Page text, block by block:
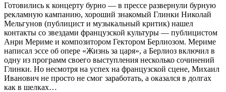
Готовились к концерту бурно — в прессе развернули бурную
рекламную кампанию, хороший знакомый Глинки Николай
Мельгунов (публицист и музыкальный критик) нашел
контакты со звездами французской культуры — публицистом
Анри Мериме и композитором Гектором Берлиозом. Мериме
написал эссе об опере «Жизнь за царя», а Берлиоз включил в
одну из программ своего выступления несколько сочинений
Глинки. Но несмотря на успех на французской сцене, Михаил
Иванович не просто не смог заработать, а оказался в долгах
как в шелках…